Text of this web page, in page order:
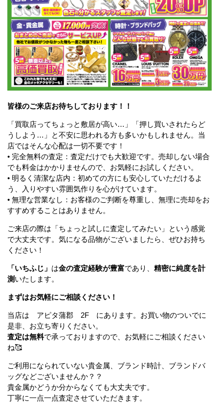
皆様のご来店お待ちしております！！
「買取店ってちょっと敷居が高い…」「押し買いされたらど
うしよう…」と不安に思われる方も多いかもしれません。当
店ではそんな心配は一切不要です！
• 完全無料の査定：査定だけでも大歓迎です。売却しない場合
でも料金はかかりませんので、お気軽にお試しください。
• 明るく清潔な店内：初めての方にも安心していただけるよ
う、入りやすい雰囲気作りを心がけています。
• 無理な営業なし：お客様のご判断を尊重し、無理に売却をお
すすめすることはありません。
ご来店の際は「ちょっと試しに査定してみたい」という感覚
で大丈夫です。気になる品物がございましたら、ぜひお持ち
ください！
「いちふじ」 は金の査定経験が豊富であり、 精密に純度を計
測いたします。
まずはお気軽にご相談ください！
当店は アピタ蒲郡 2F にあります。お買い物のついでに
是非、お立ち寄りください。
査定は無料で承っておりますので、お気軽にご相談ください
ね🥰
ご利用になられていない貴金属、ブランド時計、ブランドバ
ッグなどございませんか？？
貴金属かどうか分からなくても大丈夫です。
丁寧に一点一点査定させていただきます。